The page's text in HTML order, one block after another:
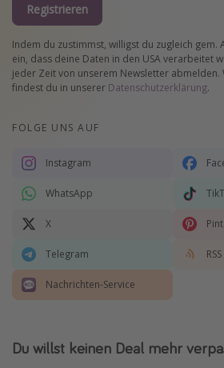
Registrieren
Indem du zustimmst, willigst du zugleich gem.
ein, dass deine Daten in den USA verarbeitet
jeder Zeit von unserem Newsletter
findest du in unserer Datenschutzerklärung.
FOLGE UNS AUF
Instagram
WhatsApp
X
Telegram RSS
Nachrichten-Service
Du willst keinen Deal mehr